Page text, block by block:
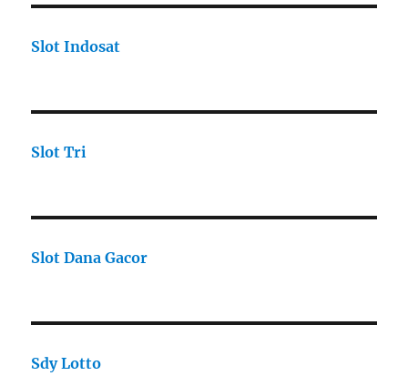
Slot Indosat
Slot Tri
Slot Dana Gacor
Sdy Lotto